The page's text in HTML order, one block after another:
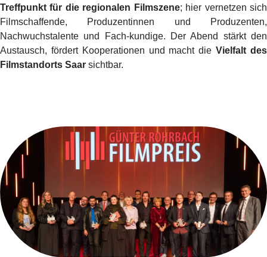
Treffpunkt für die regionalen Filmszene; hier vernetzen sich
Filmschaffende, Produzentinnen und Produzenten,
Nachwuchstalente und Fach-kundige. Der Abend stärkt den
Austausch, fördert Kooperationen und macht dieVielfalt des
Filmstandorts Saar sichtbar.